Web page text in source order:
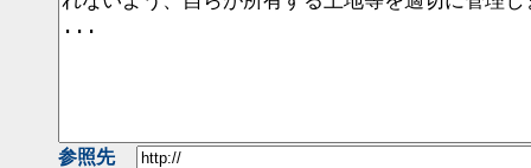
参照先